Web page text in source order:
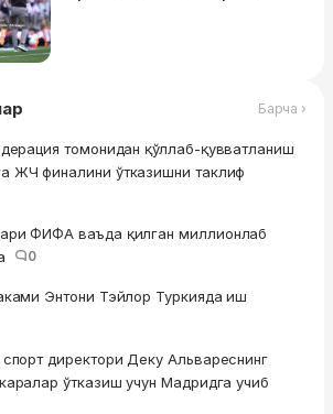
Барча ›
томонидан қўллаб-қувватланиш
ЖЧ финалини ўтказишни таклиф
ФИФА ваъда қилган миллионлаб
0
Энтони Тэйлор Туркияда иш
спорт директори Деку Альвареснинг
ўтказиш учун Мадридга учиб